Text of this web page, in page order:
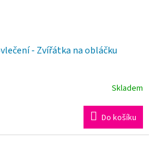
- Zvířátka na obláčku
Skladem
Do košíku